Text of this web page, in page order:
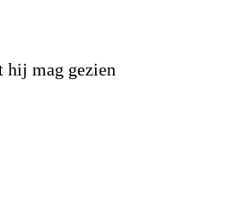
hij mag gezien